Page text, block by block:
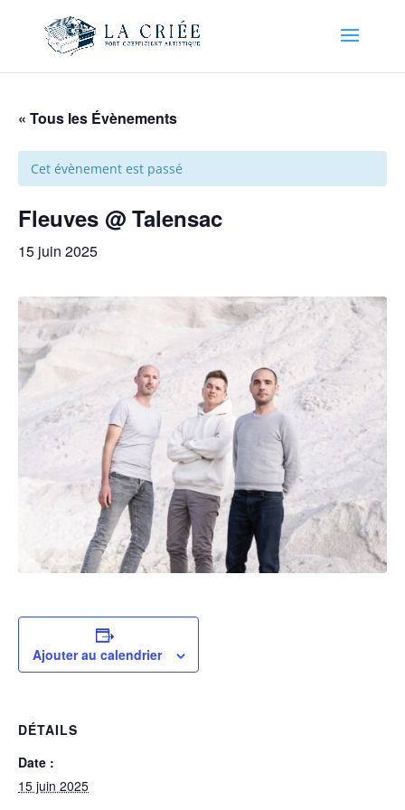
« Tous les Évènements
Cet évènement est passé
Fleuves @ Talensac
15 juin 2025
Ajouter au calendrier
DÉTAILS
Date :
15 juin 2025